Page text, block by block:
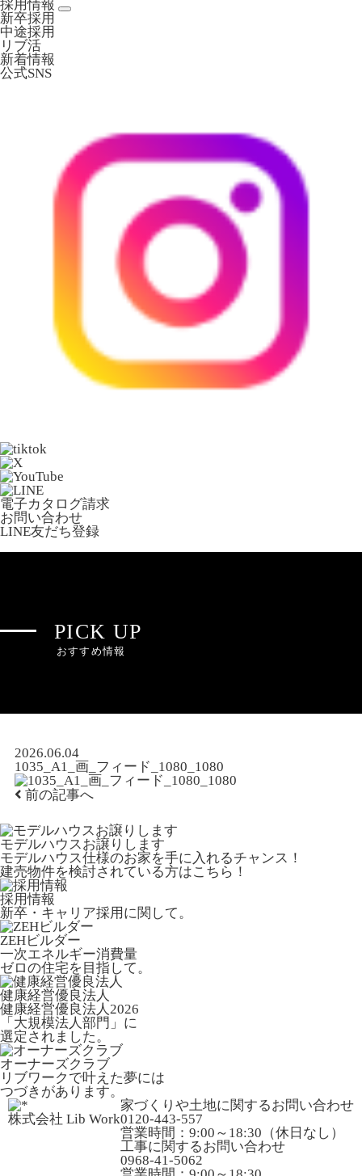
採用情報
新卒採用
中途採用
リブ活
新着情報
公式SNS
電子カタログ請求
お問い合わせ
LINE友だち登録
PICK UP
おすすめ情報
2026.06.04
1035_A1_画_フィード_1080_1080
前の記事へ
モデルハウスお譲りします
モデルハウス仕様のお家を手に入れるチャンス！
建売物件を検討されている方はこちら！
採用情報
新卒・キャリア採用に関して。
ZEHビルダー
一次エネルギー消費量
ゼロの住宅を目指して。
健康経営優良法人
健康経営優良法人2026
「大規模法人部門」に
選定されました。
オーナーズクラブ
リブワークで叶えた夢には
つづきがあります。
株式会社 Lib Work
家づくりや土地に関するお問い合わせ
0120-443-557
営業時間：9:00～18:30（休日なし）
工事に関するお問い合わせ
0968-41-5062